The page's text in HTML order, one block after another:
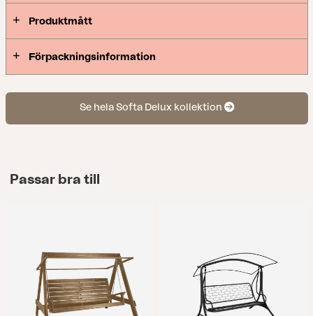
Produktmått
Förpackningsinformation
Se hela Softa Delux kollektion
Passar bra till